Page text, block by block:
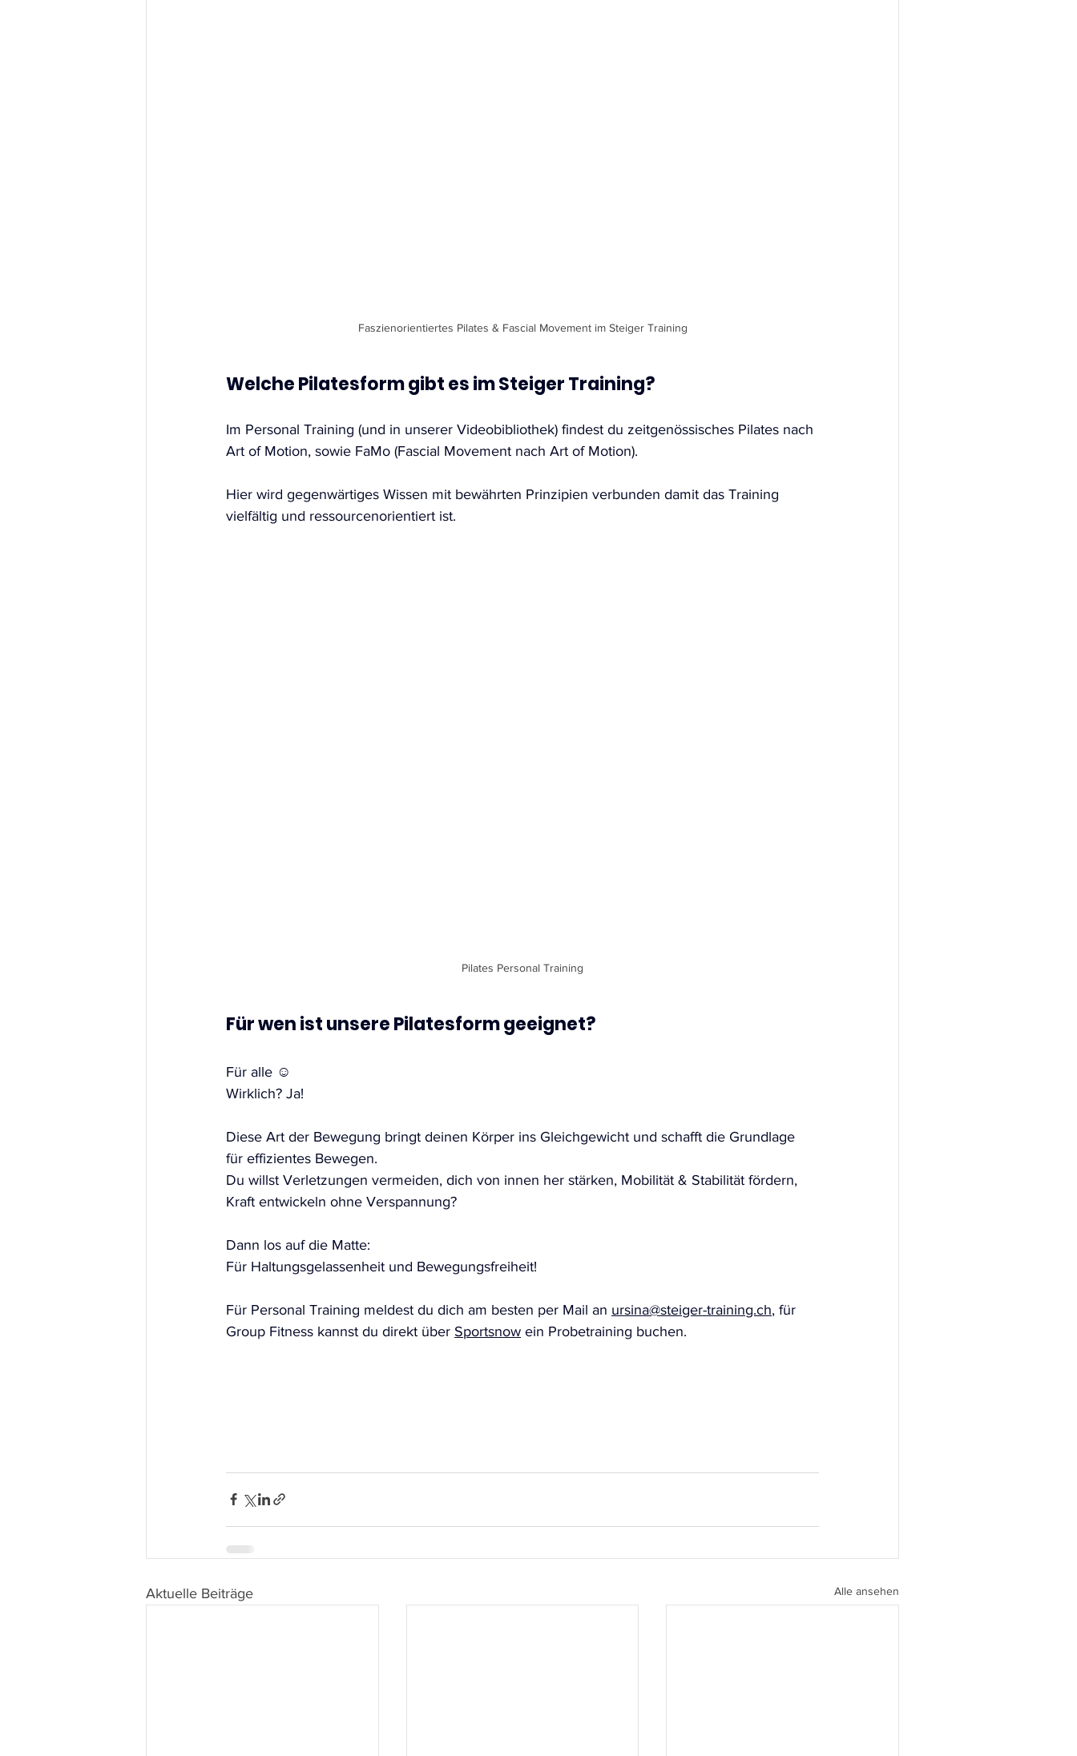
Faszienorientiertes Pilates & Fascial Movement im Steiger Training
Welche Pilatesform gibt es im Steiger Training?
Im Personal Training (und in unserer Videobibliothek) findest du zeitgenössisches Pilates nach
Art of Motion, sowie FaMo (Fascial Movement nach Art of Motion).
Hier wird gegenwärtiges Wissen mit bewährten Prinzipien verbunden damit das Training
vielfältig und ressourcenorientiert ist.
Pilates Personal Training
Für wen ist unsere Pilatesform geeignet?
Für alle ☺️
Wirklich? Ja!
Diese Art der Bewegung bringt deinen Körper ins Gleichgewicht und schafft die Grundlage
für effizientes Bewegen.
Du willst Verletzungen vermeiden, dich von innen her stärken, Mobilität & Stabilität fördern,
Kraft entwickeln ohne Verspannung?
Dann los auf die Matte:
Für Haltungsgelassenheit und Bewegungsfreiheit!
Für Personal Training meldest du dich am besten per Mail an ursina@steiger-training.ch, für
Group Fitness kannst du direkt über Sportsnow ein Probetraining buchen.
Aktuelle Beiträge Alle ansehen